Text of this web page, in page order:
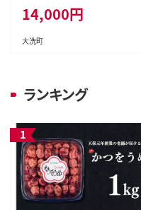
大人気 魚介 海老 海鮮 冷凍保存
14,000円
大洗町
ランキング